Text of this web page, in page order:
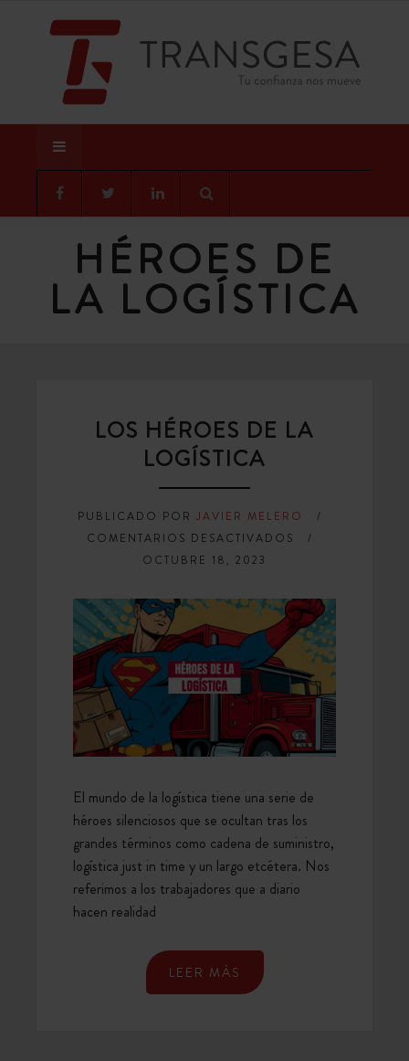
HÉROES DE
LA LOGÍSTICA
LOS HÉROES DE LA
LOGÍSTICA
PUBLICADO POR JAVIER MELERO
COMENTARIOS DESACTIVADOS EN
DE
LA
LOGÍSTICA
OCTUBRE 18, 2023
El mundo de la logística tiene una serie de
héroes silenciosos que se ocultan tras los
grandes términos como cadena de suministro,
logística just in time y un largo etcétera. Nos
referimos a los trabajadores que a diario
hacen realidad
LEER MÁS